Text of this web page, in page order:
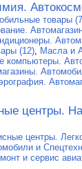
товары
(12), Масла и
компьютеры.
центры.
центры.
и
и сервис